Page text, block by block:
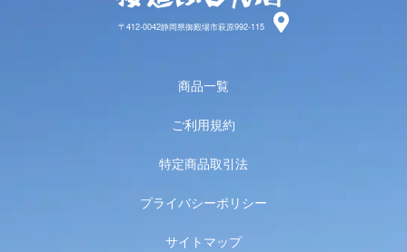
〒412-0042静岡県御殿場市萩原992-115
商品一覧
ご利用規約
特定商品取引法
プライバシーポリシー
サイトマップ